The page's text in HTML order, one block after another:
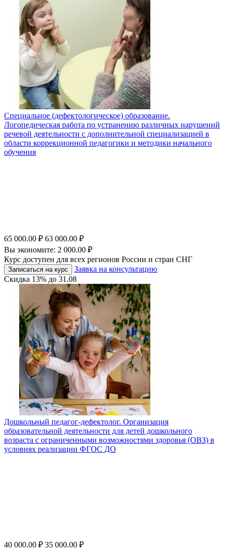
Специальное (дефектологическое) образование.
Логопедическая работа по устранению различных нарушений
речевой деятельности с дополнительной специализацией в
области коррекционной педагогики и методики начального
обучения
65 000.00 ₽ 63 000.00 ₽
Вы экономите: 2 000.00 ₽
Курс доступен для всех регионов России и стран СНГ
Записаться на курс
Заявка на консультацию
Скидка 13% до 31.08
Дошкольный педагог-дефектолог. Организация
образовательной деятельности для детей дошкольного
возраста с ограниченными возможностями здоровья (ОВЗ) в
условиях реализации ФГОС ДО
40 000.00 ₽ 35 000.00 ₽